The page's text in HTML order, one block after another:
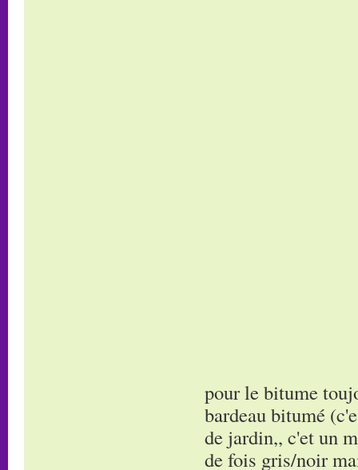
pour le bitume
bardeau bitumé
de jardin,, c'et un
de fois gris/noir